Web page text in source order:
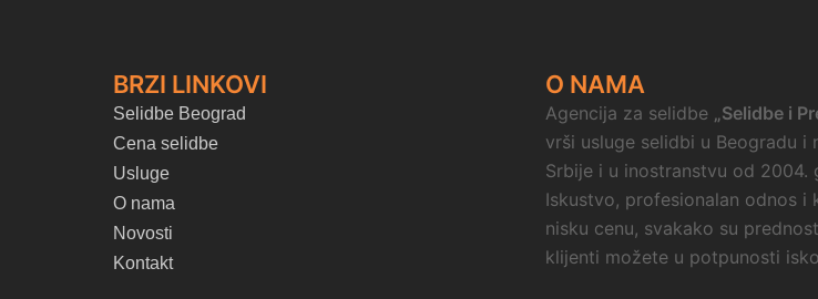
BRZI LINKOVI
Selidbe Beograd
Cena selidbe
Usluge
O nama
Novosti
Kontakt
O NAMA
Agencija za selidbe „Selidbe i
vrši usluge selidbi u Beogradu i
Srbije i u inostranstvu od 2004.
Iskustvo, profesionalan odnos i
nisku cenu, svakako su
klijenti možete u potpunosti